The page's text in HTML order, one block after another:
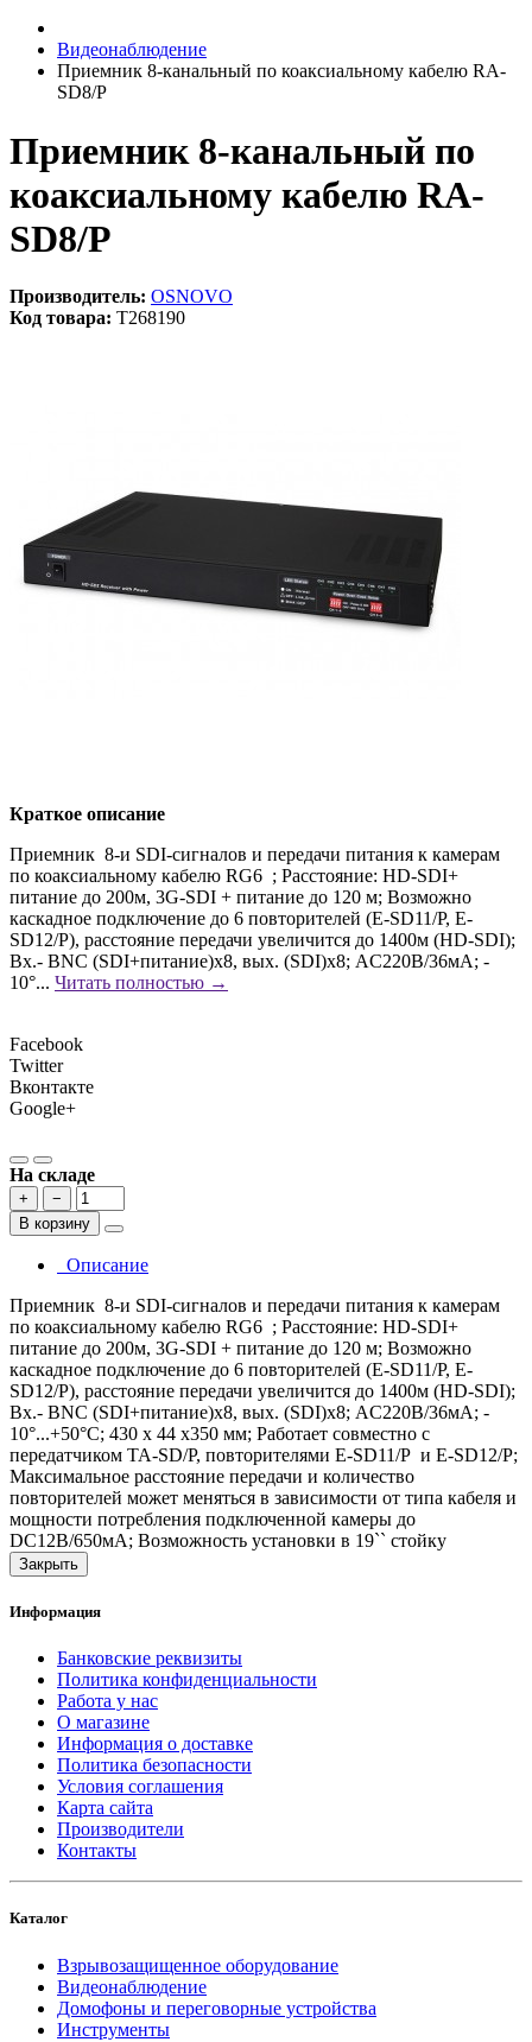
Видеонаблюдение
Приемник 8-канальный по коаксиальному кабелю RA-
SD8/P
Приемник 8-канальный по
коаксиальному кабелю RA-
SD8/P
Производитель: OSNOVO
Код товара: T268190
Краткое описание
Приемник 8-и SDI-сигналов и передачи питания к камерам
по коаксиальному кабелю RG6 ; Расстояние: HD-SDI+
питание до 200м, 3G-SDI + питание до 120 м; Возможно
каскадное подключение до 6 повторителей (E-SD11/P, E-
SD12/P), расстояние передачи увеличится до 1400м (HD-SDI);
Вх.- BNC (SDI+питание)х8, вых. (SDI)х8; AC220В/36мА; -
10°... Читать полностью →
Facebook
Twitter
Вконтакте
Google+
На складе
+
−
В корзину
Описание
Приемник 8-и SDI-сигналов и передачи питания к камерам
по коаксиальному кабелю RG6 ; Расстояние: HD-SDI+
питание до 200м, 3G-SDI + питание до 120 м; Возможно
каскадное подключение до 6 повторителей (E-SD11/P, E-
SD12/P), расстояние передачи увеличится до 1400м (HD-SDI);
Вх.- BNC (SDI+питание)х8, вых. (SDI)х8; AC220В/36мА; -
10°...+50°C; 430 x 44 x350 мм; Работает совместно с
передатчиком TA-SD/P, повторителями E-SD11/P и E-SD12/P;
Максимальное расстояние передачи и количество
повторителей может меняться в зависимости от типа кабеля и
мощности потребления подключенной камеры до
DC12В/650мА; Возможность установки в 19`` стойку
Закрыть
Информация
Банковские реквизиты
Политика конфиденциальности
Работа у нас
О магазине
Информация о доставке
Политика безопасности
Условия соглашения
Карта сайта
Производители
Контакты
Каталог
Взрывозащищенное оборудование
Видеонаблюдение
Домофоны и переговорные устройства
Инструменты